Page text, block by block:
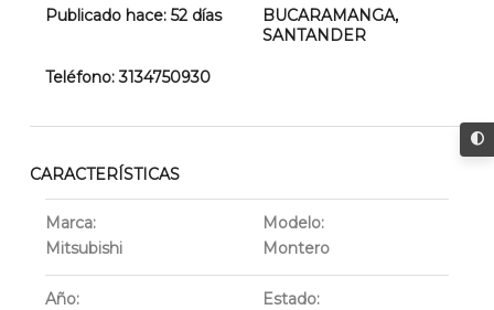
Publicado hace:52días BUCARAMANGA,
SANTANDER
Teléfono:3134750930
CARACTERÍSTICAS
Marca:
Mitsubishi
Modelo:
Montero
Año:
Estado: